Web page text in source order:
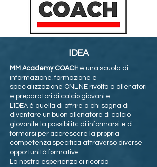
IDEA
MM Academy COACH è una scuola di
informazione, formazione e
specializzazione ONLINE rivolta a allenatori
e preparatori di calcio giovanile.
L’IDEA è quella di offrire a chi sogna di
diventare un buon allenatore di calcio
giovanile la possibilità di informarsi e di
formarsi per accrescere la propria
competenza specifica attraverso diverse
opportunità formative.
La nostra esperienza ci ricorda